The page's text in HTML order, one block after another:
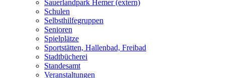
Sauerlandpark Hemer (extern)
Schulen
Selbsthilfegruppen
Senioren
Spielplätze
Sportstätten, Hallenbad, Freibad
Stadtbücherei
Standesamt
Veranstaltungen